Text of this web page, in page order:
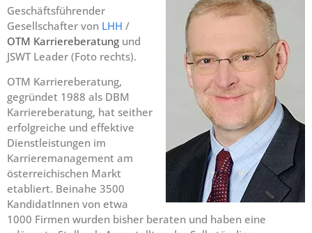
Geschäftsführender
Gesellschafter von LHH /
OTM Karriereberatung und
JSWT Leader (Foto rechts).
OTM Karriereberatung,
gegründet 1988 als DBM
Karriereberatung, hat seither
erfolgreiche und effektive
Dienstleistungen im
Karrieremanagement am
österreichischen Markt
etabliert. Beinahe 3500
KandidatInnen von etwa
1000 Firmen wurden bisher beraten und haben eine